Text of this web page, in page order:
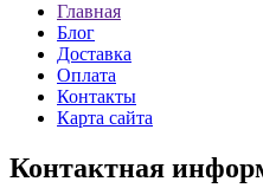
Главная
Блог
Доставка
Оплата
Контакты
Карта сайта
Контактная